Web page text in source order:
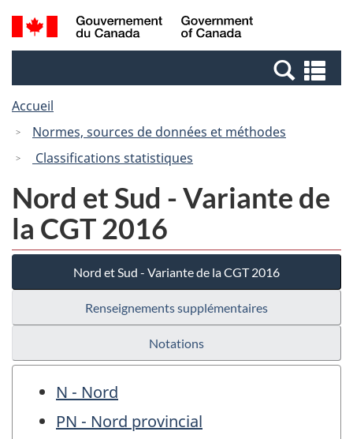
Passer
au
Passer
à
Canada
Recherche
et
et
Accueil
Normes, sources de données et méthodes
Classifications statistiques
Nord et Sud - Variante de
la CGT 2016
Nord et Sud - Variante de la CGT 2016
Renseignements supplémentaires
Notations
N - Nord
PN - Nord provincial